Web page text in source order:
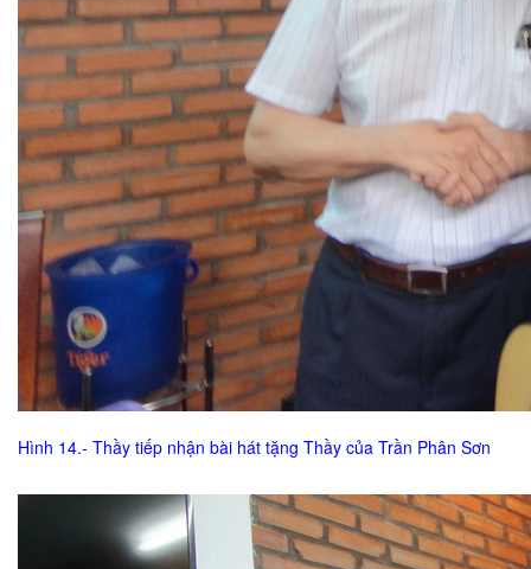
Hình 14.- Thầy tiếp nhận bài hát tặng Thầy của Trần Phân Sơn